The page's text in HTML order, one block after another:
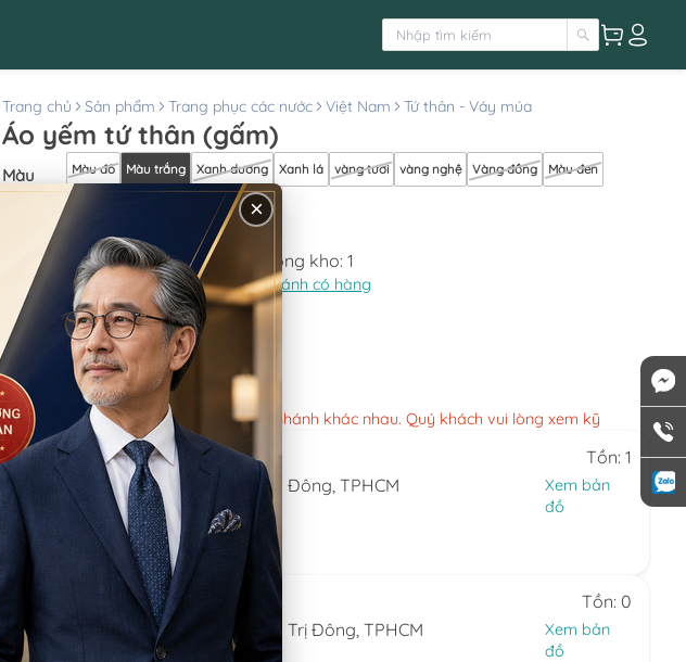
Trang chủ Sản phẩm Trang phục các nước Việt Nam Tứ thân - Váy múa
Áo yếm tứ thân (gấm)
Màu
sắc:
Màu đỏ Màu trắng Xanh dương Xanh lá vàng tươi vàng nghệ Vàng đồng Màu đen
Thuộc tính: Áo, Nữ
Số lượng
Còn lại trong kho: 1
Xem chi nhánh có hàng
Giá thuê:40.000Giá bán:130.000
Thông tin chi nhánh
*LƯU Ý: Thời gian làm việc các chi nhánh khác nhau. Quý khách vui lòng xem kỹ
CN Quận 5
Tồn: 1
8 Nguyễn Thời Trung, Phường An Đông, TPHCM
Xem bản
đồ
0777.195.929 - 0974.230.324
9:00 - 18:00 (Thứ 2 - Thứ 7)
Tồn: 0
759/3A Hương Lộ 2, Phường Bình Trị Đông, TPHCM
Xem bản
đồ
×